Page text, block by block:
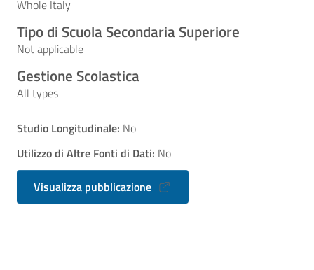
Whole Italy
Tipo di Scuola Secondaria Superiore
Not applicable
Gestione Scolastica
All types
Studio Longitudinale: No
Utilizzo di Altre Fonti di Dati: No
Visualizza pubblicazione